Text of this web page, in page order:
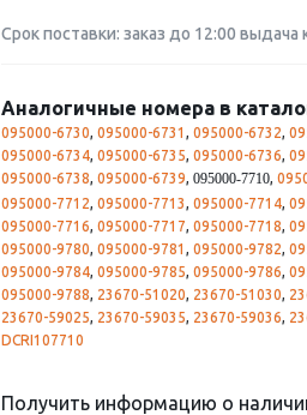
Срок поставки: заказ до 12:00 выдача
Аналогичные номера в
095000-6730, 095000-6731 , 095000-6732,
095000-6734, 095000-6735, 095000-6736,
095000-6738, 095000-6739, 095000-7710,
095000-7712, 095000-7713, 095000-7714,
095000-7716, 095000-7717, 095000-7718,
095000-9780, 095000-9781 , 095000-9782,
095000-9784, 095000-9785, 095000-9786,
095000-9788, 23670-51020, 23670-51030,
23670-59025, 23670-59035, 23670-59036,
DCRI107710
Получить информацию о